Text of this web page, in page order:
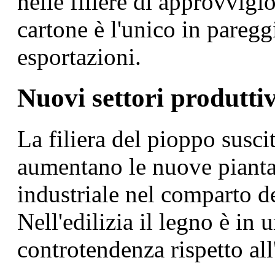
cartone è l'unico in
esportazioni.
Nuovi settori
La filiera del pioppo
aumentano le nuove
industriale nel comparto
Nell'edilizia il legno è in
controtendenza rispetto